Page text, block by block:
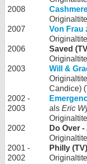
2008
2007
Von Frau
2006
Saved
2003
Will &
Candice)
2002 -
2003
als Eric
2002
Do Over
2001 -
2002
Philly (TV)